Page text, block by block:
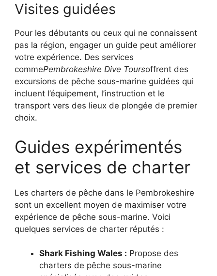
Visites guidées
Pour les débutants ou ceux qui ne connaissent
pas la région, engager un guide peut améliorer
votre expérience. Des services
commePembrokeshire Dive Toursoffrent des
excursions de pêche sous-marine guidées qui
incluent l’équipement, l’instruction et le
transport vers des lieux de plongée de premier
choix.
Guides expérimentés
et services de charter
Les charters de pêche dans le Pembrokeshire
sont un excellent moyen de maximiser votre
expérience de pêche sous-marine. Voici
quelques services de charter réputés :
Shark Fishing Wales : Propose des
charters de pêche sous-marine